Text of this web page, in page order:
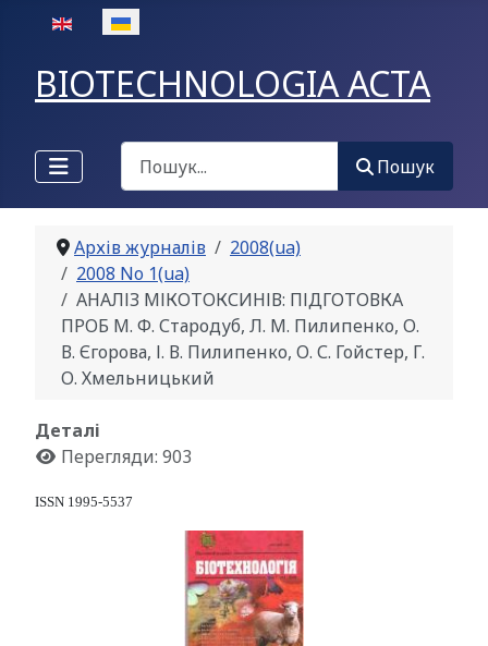
Оберіть свою мову
BIOTECHNOLOGIA ACTA
Пошук
Пошук
Архів журналів
2008(ua)
2008 No 1(ua)
АНАЛІЗ МІКОТОКСИНІВ: ПІДГОТОВКА
ПРОБ М. Ф. Стародуб, Л. М. Пилипенко, О.
В. Єгорова, І. В. Пилипенко, О. С. Гойстер, Г.
О. Хмельницький
Деталі
Перегляди: 903
ISSN 1995-5537